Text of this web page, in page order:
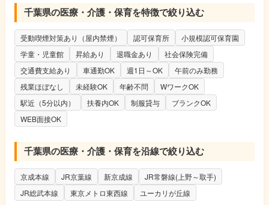
千葉県の医療・介護・保育を特徴で絞り込む
受動喫煙対策あり（屋内禁煙） 認可保育所
小規模認可保育園
学童・児童館
昇給あり 退職金あり
社会保険完備
交通費支給あり
車通勤OK 週1日～OK
午前のみ勤務
残業ほぼなし
未経験OK 年齢不問
WワークOK
駅近（5分以内）
扶養内OK 制服貸与
ブランクOK
WEB面接OK
千葉県の医療・介護・保育を沿線で絞り込む
京成本線 JR京葉線 新京成線
JR常磐線(上野～取手)
JR総武本線
東京メトロ東西線 ユーカリが丘線